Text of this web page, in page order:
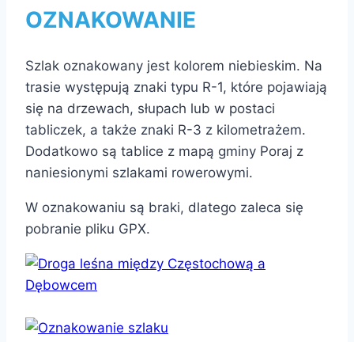
OZNAKOWANIE
Szlak oznakowany jest kolorem niebieskim. Na
trasie występują znaki typu R-1, które pojawiają
się na drzewach, słupach lub w postaci
tabliczek, a także znaki R-3 z kilometrażem.
Dodatkowo są tablice z mapą gminy Poraj z
naniesionymi szlakami rowerowymi.
W oznakowaniu są braki, dlatego zaleca się
pobranie pliku GPX.